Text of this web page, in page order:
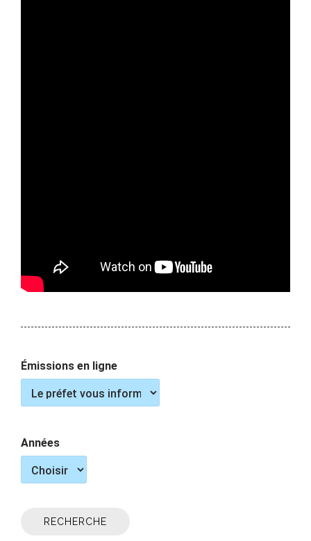
Émissions en ligne
Années
RECHERCHE